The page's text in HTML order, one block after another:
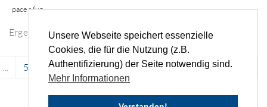
Unsere Webseite speichert essenzielle
Cookies, die für die Nutzung (z.B.
Authentifizierung) der Seite notwendig sind.
Mehr Informationen
Ergebnisse der Fundsuche
pacer fun
... 5838 5839 5840 5841 5842 ... ›